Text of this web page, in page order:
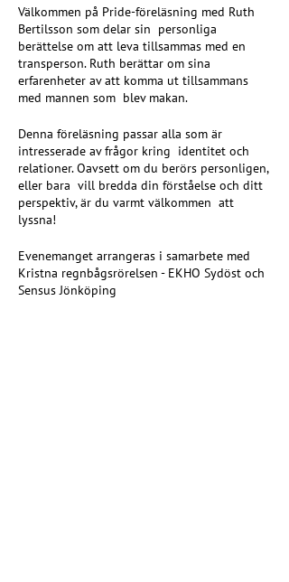
Välkommen på Pride-föreläsning med Ruth
Bertilsson som delar sin personliga
berättelse om att leva tillsammas med en
transperson. Ruth berättar om sina
erfarenheter av att komma ut tillsammans
med mannen som blev makan.
Denna föreläsning passar alla som är
intresserade av frågor kring identitet och
relationer. Oavsett om du berörs personligen,
eller bara vill bredda din förståelse och ditt
perspektiv, är du varmt välkommen att
lyssna!
Evenemanget arrangeras i samarbete med
Kristna regnbågsrörelsen - EKHO Sydöst och
Sensus Jönköping